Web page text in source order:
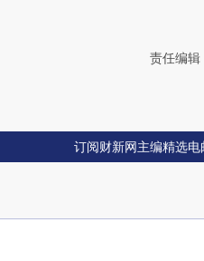
责任编
订阅财新网主编精选电